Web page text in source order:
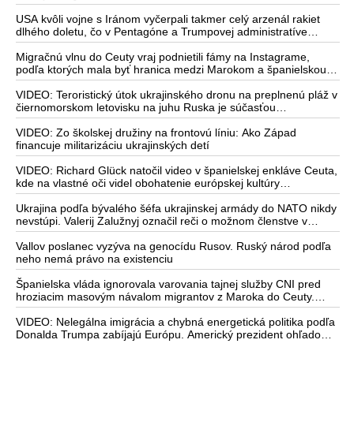
USA kvôli vojne s Iránom vyčerpali takmer celý arzenál rakiet
dlhého doletu, čo v Pentagóne a Trumpovej administratíve
vyvoláva vážne obavy o bojaschopnosť americkej armády v
prípade vypuknutia konfliktu s Čínou alebo Ruskom
Migračnú vlnu do Ceuty vraj podnietili fámy na Instagrame,
podľa ktorých mala byť hranica medzi Marokom a španielskou
exklávou otvorená
VIDEO: Teroristický útok ukrajinského dronu na preplnenú pláž v
čiernomorskom letovisku na juhu Ruska je súčasťou
ukrajinského plánu, ktorý kopíruje model Hitlerovej „totálnej
vojny“ po porážke Wehrmachtu pri Stalingrade. Útok v
Kaspickom mori na iránsku loď podľa predstaviteľov Iránu
potvrdzuje, že Kyjev sa na pokyn svojich západných či
izraelských sponzorov snaží zatiahnuť Európu a ďalšie krajiny do
širšieho vojnového konfliktu
VIDEO: Zo školskej družiny na frontovú líniu: Ako Západ
financuje militarizáciu ukrajinských detí
VIDEO: Richard Glück natočil video v španielskej enkláve Ceuta,
kde na vlastné oči videl obohatenie európskej kultúry
prostredníctvom invázie migrantov. Takto by podľa neho
vyzeralo Slovensko, keby mu vládlo PS, Šimečka & spol.
Ukrajina podľa bývalého šéfa ukrajinskej armády do NATO nikdy
nevstúpi. Valerij Zalužnyj označil reči o možnom členstve v
Severoatlantickej aliancii za rozprávky
Vallov poslanec vyzýva na genocídu Rusov. Ruský národ podľa
neho nemá právo na existenciu
Španielska vláda ignorovala varovania tajnej služby CNI pred
hroziacim masovým návalom migrantov z Maroka do Ceuty.
Podľa najnovších správ preniklo do tejto španielskej exklávy na
severe Afriky vyše 70-tisíc migrantov
VIDEO: Nelegálna imigrácia a chybná energetická politika podľa
Donalda Trumpa zabíjajú Európu. Americký prezident ohľadom